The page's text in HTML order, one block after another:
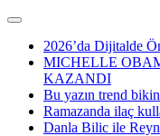
2026’da Dijitalde
MICHELLE
KAZANDI
Bu yazın trend
Ramazanda ilaç
Danla Bilic ile